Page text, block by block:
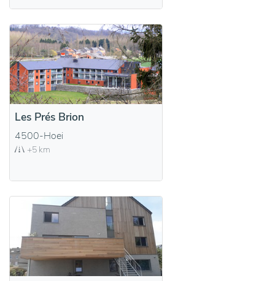
Les Prés Brion
4500-Hoei
+5 km